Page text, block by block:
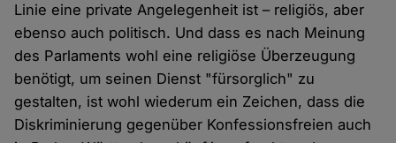
Linie eine private Angelegenheit ist – religiös, aber
ebenso auch politisch. Und dass es nach Meinung
des Parlaments wohl eine religiöse Überzeugung
benötigt, um seinen Dienst "fürsorglich" zu
gestalten, ist wohl wiederum ein Zeichen, dass die
Diskriminierung gegenüber Konfessionsfreien auch